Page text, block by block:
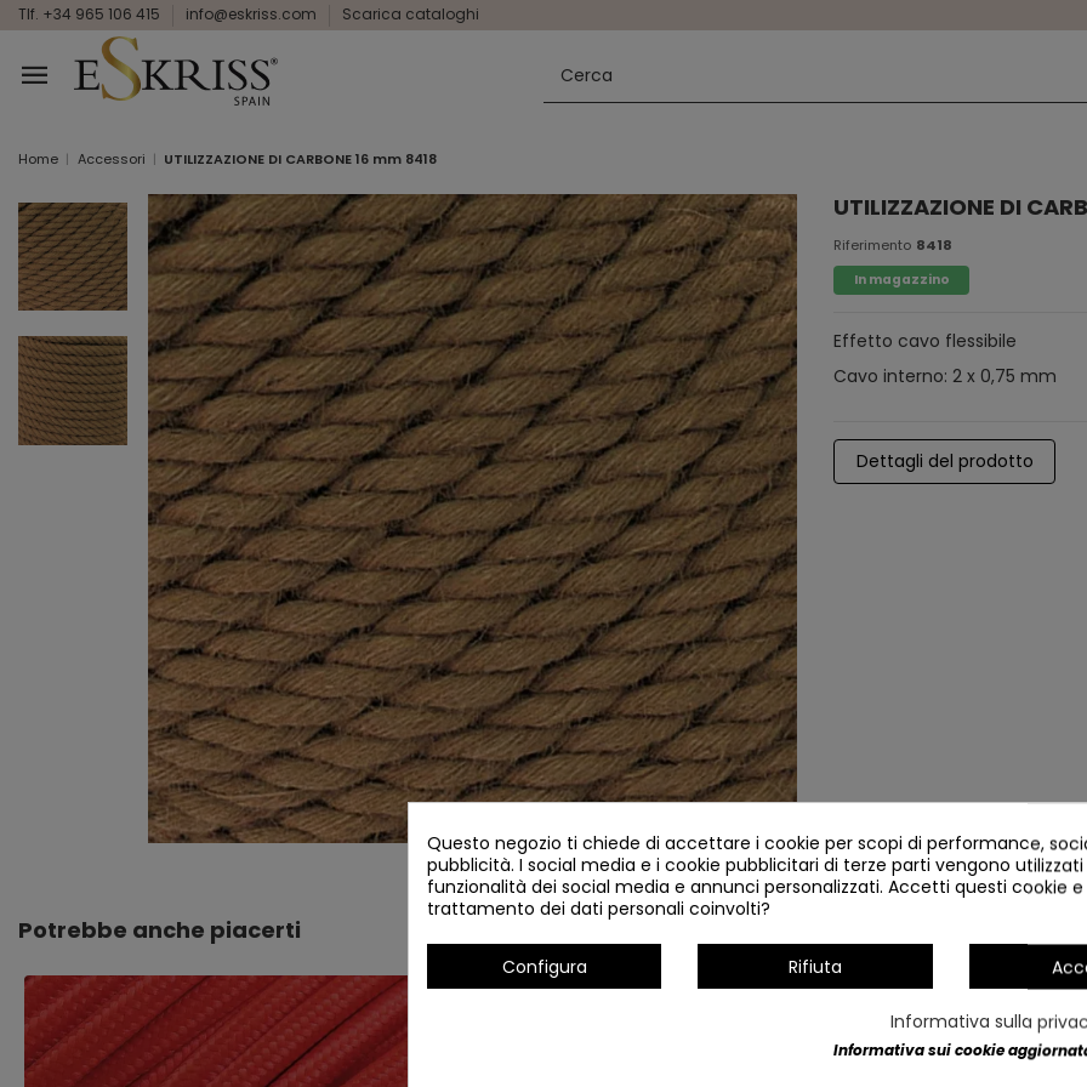
Tlf. +34 965 106 415 info@eskriss.com Scarica cataloghi
Home Accessori UTILIZZAZIONE DI CARBONE 16 mm 8418
UTILIZZAZIONE DI
Riferimento 8418
In magazzino
Effetto cavo flessibile
Cavo interno: 2 x 0,75 mm
Dettagli del prodotto
Potrebbe anche piacerti
Questo negozio ti chiede di accettare i cookie per scopi di performance,
pubblicità. I social media e i cookie pubblicitari di terze parti vengono
funzionalità dei social media e annunci personalizzati. Accetti questi cookie e
trattamento dei dati personali coinvolti?
Configura Rifiuta
Informativa sulla
Informativa sui cookie